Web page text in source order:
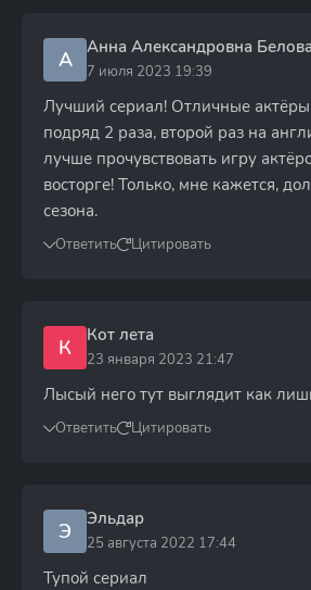
А Анна Александровна Белова
7 июля 2023 19:39
Лучший сериал! Отличные
подряд 2 раза, второй раз на
лучше прочувствовать игру
восторге! Только, мне кажется,
сезона.
Ответить Цитировать
К Кот лета
23 января 2023 21:47
Лысый него тут выглядит как
Ответить Цитировать
Э Эльдар
25 августа 2022 17:44
Тупой сериал